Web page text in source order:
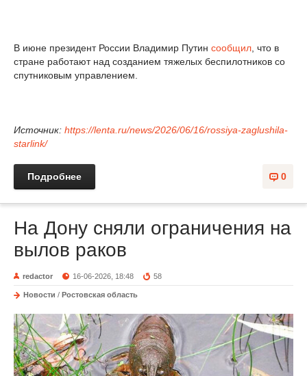
В июне президент России Владимир Путин сообщил , что в
стране работают над созданием тяжелых беспилотников со
спутниковым управлением.
Источник: https://lenta.ru/news/2026/06/16/rossiya-zaglushila-
starlink/
0
Подробнее
На Дону сняли ограничения на
вылов раков
redactor 16-06-2026, 18:48 58
Новости / Ростовская область